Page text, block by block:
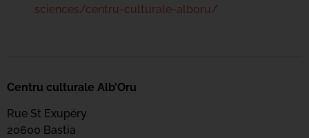
sciences/centru-culturale-alboru/
Centru culturale Alb’Oru
Rue St Exupéry
20600 Bastia